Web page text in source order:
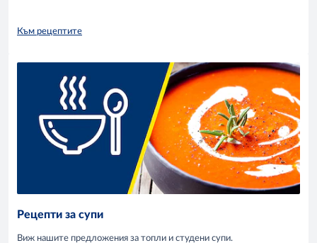
Към рецептите
Рецепти за супи
Виж нашите предложения за топли и студени супи.